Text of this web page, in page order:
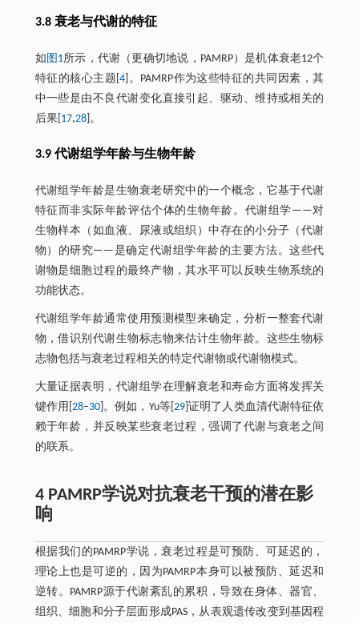
3.8 衰老与代谢的特征
如 图1所示，代谢（更确切地说，PAMRP）是机体衰老12个
特征的核心主题[4 ]。PAMRP作为这些特征的共同因素，其
中一些是由不良代谢变化直接引起、驱动、维持或相关的
后果[ 17,28]。
3.9 代谢组学年龄与生物年龄
代谢组学年龄是生物衰老研究中的一个概念，它基于代谢
特征而非实际年龄评估个体的生物年龄。代谢组学——对
生物样本（如血液、尿液或组织）中存在的小分子（代谢
物）的研究——是确定代谢组学年龄的主要方法。这些代
谢物是细胞过程的最终产物，其水平可以反映生物系统的
功能状态。
代谢组学年龄通常使用预测模型来确定，分析一整套代谢
物，借识别代谢生物标志物来估计生物年龄。这些生物标
志物包括与衰老过程相关的特定代谢物或代谢物模式。
大量证据表明，代谢组学在理解衰老和寿命方面将发挥关
键作用[ 28‒30]。例如，Yu等[ 29]证明了人类血清代谢特征依
赖于年龄，并反映某些衰老过程，强调了代谢与衰老之间
的联系。
4 PAMRP学说对抗衰老干预的潜在影
响
根据我们的PAMRP学说，衰老过程是可预防、可延迟的，
理论上也是可逆的，因为PAMRP本身可以被预防、延迟和
逆转。PAMRP源于代谢紊乱的累积，导致在身体、器官、
组织、细胞和分子层面形成PAS，从表观遗传改变到基因程